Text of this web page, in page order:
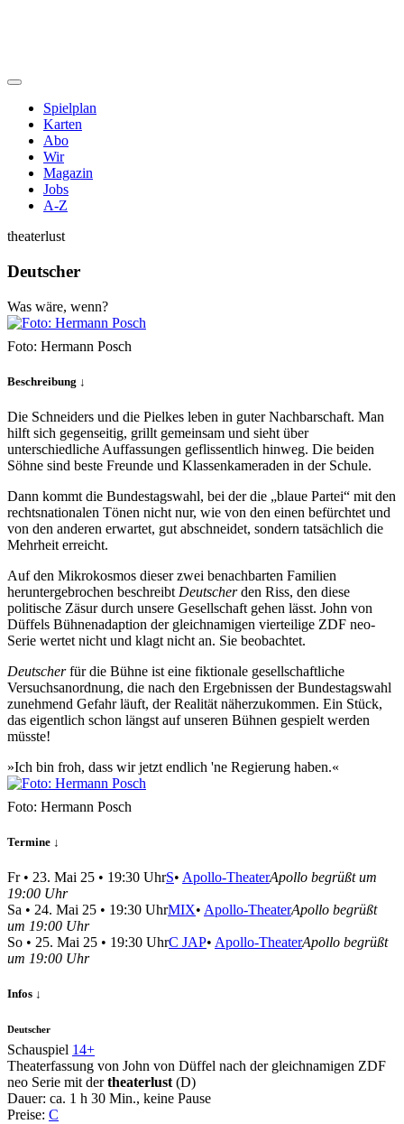
Spielplan
Karten
Abo
Wir
Magazin
Jobs
A-Z
theaterlust
Deutscher
Was wäre, wenn?
Foto: Hermann Posch
Beschreibung ↓
Die Schneiders und die Pielkes leben in guter Nachbarschaft. Man
hilft sich gegenseitig, grillt gemeinsam und sieht über
unterschiedliche Auffassungen geflissentlich hinweg. Die beiden
Söhne sind beste Freunde und Klassenkameraden in der Schule.
Dann kommt die Bundestagswahl, bei der die „blaue Partei“ mit den
rechtsnationalen Tönen nicht nur, wie von den einen befürchtet und
von den anderen erwartet, gut abschneidet, sondern tatsächlich die
Mehrheit erreicht.
Auf den Mikrokosmos dieser zwei benachbarten Familien
heruntergebrochen beschreibt Deutscherden Riss, den diese
politische Zäsur durch unsere Gesellschaft gehen lässt. John von
Düffels Bühnenadaption der gleichnamigen vierteilige ZDF neo-
Serie wertet nicht und klagt nicht an. Sie beobachtet.
Deutscherfür die Bühne ist eine fiktionale gesellschaftliche
Versuchsanordnung, die nach den Ergebnissen der Bundestagswahl
zunehmend Gefahr läuft, der Realität näherzukommen. Ein Stück,
das eigentlich schon längst auf unseren Bühnen gespielt werden
müsste!
»Ich bin froh, dass wir jetzt endlich 'ne Regierung haben.«
Foto: Hermann Posch
Termine ↓
Fr• 23. Mai 25 • 19:30 UhrS• Apollo-TheaterApollo begrüßt um
19:00 Uhr
Sa • 24. Mai 25 • 19:30 UhrMIX• Apollo-TheaterApollo begrüßt
um 19:00 Uhr
So • 25. Mai 25 • 19:30 UhrC JAP• Apollo-TheaterApollo begrüßt
um 19:00 Uhr
Infos ↓
Deutscher
Schauspiel 14+
Theaterfassung von John von Düffel nach der gleichnamigen ZDF
neo Serie mit dertheaterlust (D)
Dauer: ca. 1 h 30 Min., keine Pause
Preise: C